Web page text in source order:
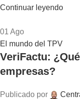
Continuar leyendo
01 Ago
El mundo del TPV
VeriFactu:
empresas?
Publicado por